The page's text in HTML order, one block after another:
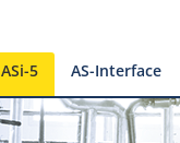
ASi-5 AS-Interface